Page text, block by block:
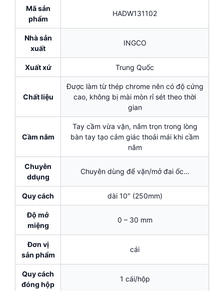
Mã sản
phẩm
HADW131102
Nhà sản
xuất
INGCO
Xuất xứ Trung Quốc
Chất liệu
Được làm từ thép chrome nên có độ cứng
cao, không bị mài mòn rỉ sét theo thời
gian
Cầm nắm
Tay cầm vừa vặn, nằm trọn trong lòng
bàn tay tạo cảm giác thoải mái khi cầm
nắm
Chuyên
ddụng
Chuyên dùng để vặn/mở đai ốc…
Quy cách dài 10″ (250mm)
Độ mở
miệng
0 – 30 mm
Đơn vị
sản phẩm
cái
Quy cách
đóng hộp
1 cái/hộp